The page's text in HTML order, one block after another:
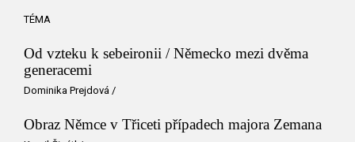
TÉMA
Od vzteku k sebeironii / Německo mezi dvěma
generacemi
Dominika Prejdová /
Obraz Němce v Třiceti případech majora Zemana